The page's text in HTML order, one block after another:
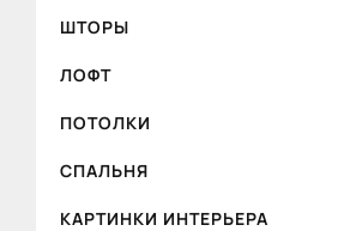
ШТОРЫ
ЛОФТ
ПОТОЛКИ
СПАЛЬНЯ
КАРТИНКИ ИНТЕРЬЕРА